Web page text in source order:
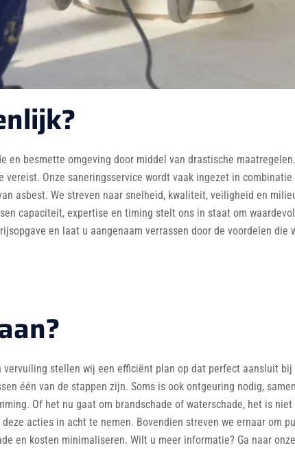
en besmette omgeving door middel van drastische
Onze saneringsservice wordt vaak ingezet in
asbest. We streven naar snelheid, kwaliteit, veiligheid en
capaciteit, expertise en timing stelt ons in staat om
en laat u aangenaam verrassen door de voordelen die
vervuiling stellen wij een efficiënt plan op dat perfect aansluit
één van de stappen zijn. Soms is ook ontgeuring nodig,
Of het nu gaat om brandschade of waterschade, het is
acties in acht te nemen. Bovendien streven we ernaar om
en kosten minimaliseren. Wilt u meer informatie? Ga naar